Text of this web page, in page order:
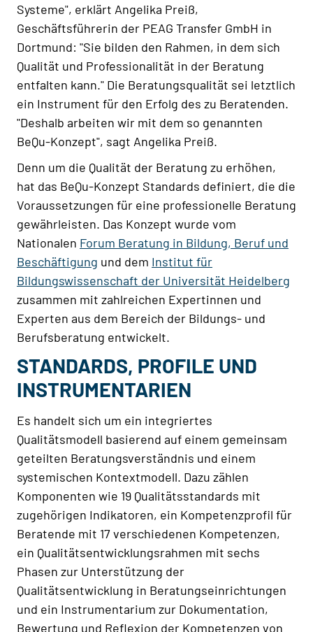
Systeme", erklärt Angelika Preiß,
Geschäftsführerin der PEAG Transfer GmbH in
Dortmund: "Sie bilden den Rahmen, in dem sich
Qualität und Professionalität in der Beratung
entfalten kann." Die Beratungsqualität sei letztlich
ein Instrument für den Erfolg des zu Beratenden.
"Deshalb arbeiten wir mit dem so genannten
BeQu-Konzept", sagt Angelika Preiß.
Denn um die Qualität der Beratung zu erhöhen,
hat das BeQu-Konzept Standards definiert, die die
Voraussetzungen für eine professionelle Beratung
gewährleisten. Das Konzept wurde vom
Nationalen Forum Beratung in Bildung, Beruf und
Beschäftigung und dem Institut für
Bildungswissenschaft der Universität Heidelberg
zusammen mit zahlreichen Expertinnen und
Experten aus dem Bereich der Bildungs- und
Berufsberatung entwickelt.
STANDARDS, PROFILE UND
INSTRUMENTARIEN
Es handelt sich um ein integriertes
Qualitätsmodell basierend auf einem gemeinsam
geteilten Beratungsverständnis und einem
systemischen Kontextmodell. Dazu zählen
Komponenten wie 19 Qualitätsstandards mit
zugehörigen Indikatoren, ein Kompetenzprofil für
Beratende mit 17 verschiedenen Kompetenzen,
ein Qualitätsentwicklungsrahmen mit sechs
Phasen zur Unterstützung der
Qualitätsentwicklung in Beratungseinrichtungen
und ein Instrumentarium zur Dokumentation,
Bewertung und Reflexion der Kompetenzen von